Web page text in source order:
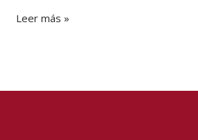
Leer más »